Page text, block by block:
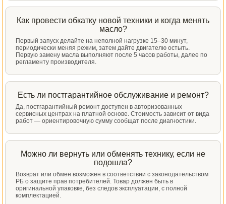
Как провести обкатку новой техники и когда менять
масло?
Первый запуск делайте на неполной нагрузке 15–30 минут,
периодически меняя режим, затем дайте двигателю остыть.
Первую замену масла выполняют после 5 часов работы, далее по
регламенту производителя.
Есть ли постгарантийное обслуживание и ремонт?
Да, постгарантийный ремонт доступен в авторизованных
сервисных центрах на платной основе. Стоимость зависит от вида
работ — ориентировочную сумму сообщат после диагностики.
Можно ли вернуть или обменять технику, если не
подошла?
Возврат или обмен возможен в соответствии с законодательством
РБ о защите прав потребителей. Товар должен быть в
оригинальной упаковке, без следов эксплуатации, с полной
комплектацией.